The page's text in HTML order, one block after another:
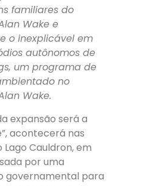
familiares do
Wake e
o inexplicável em
autônomos de
um programa de
no
Wake.
expansão será a
acontecerá nas
Lago Cauldron, em
por uma
governamental para